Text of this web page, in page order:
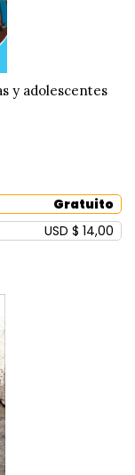
y adolescentes
Gratuito
USD $ 14,00